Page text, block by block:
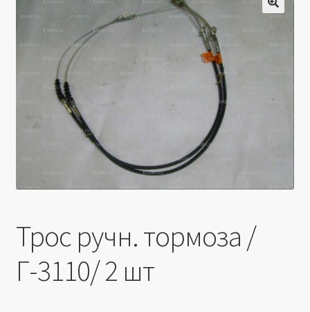
Политика в отношении обработки персональных
Производители
Юридические данные
🔍
Трос ручн. тормоза /
Г-3110/ 2 шт